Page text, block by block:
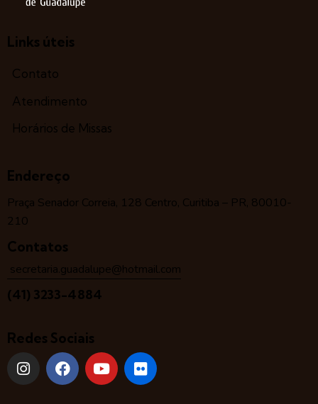
Links úteis
Contato
Atendimento
Horários de Missas
Endereço
Praça Senador Correia, 128 Centro, Curitiba – PR, 80010-
210
Contatos
secretaria.guadalupe@hotmail.com
(41) 3233-4884
Redes Sociais